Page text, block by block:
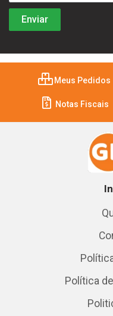
Meus Pedidos
Notas Fiscais
Política